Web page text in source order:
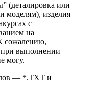
(деталировка или
моделям), изделия
с
на
сожалению,
при выполнении
могу.
— *.TXT и